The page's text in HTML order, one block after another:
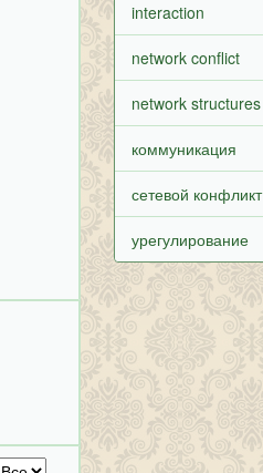
interaction
network conflict
network structures
коммуникация
сетевой конфликт
урегулирование